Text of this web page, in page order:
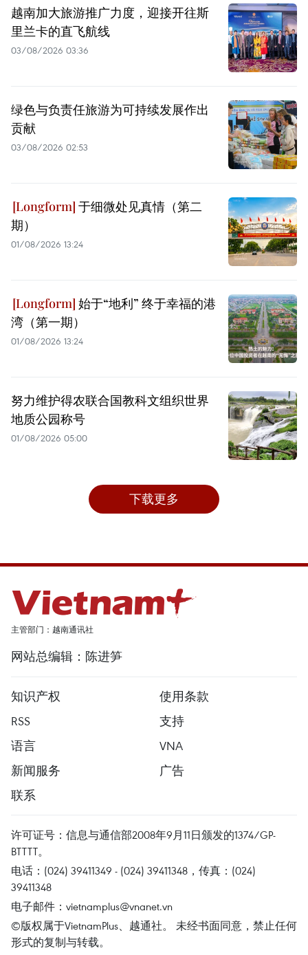
越南加大旅游推广力度，迎接开往斯
里兰卡的直飞航线
03/08/2026 03:36
绿色与负责任旅游为可持续发展作出
贡献
03/08/2026 02:53
于细微处见真情（第二
期）
01/08/2026 13:24
始于“地利” 终于幸福的港
湾（第一期）
01/08/2026 13:24
努力维护得农联合国教科文组织世界
地质公园称号
01/08/2026 05:00
下载更多
主管部门：越南通讯社
网站总编辑：陈进笋
知识产权
使用条款
RSS
支持
语言
VNA
新闻服务
广告
联系
许可证号：信息与通信部2008年9月11日颁发的1374/GP-
BTTTT。
电话：(024) 39411349 - (024) 39411348，传真：(024)
39411348
电子邮件： vietnamplus@vnanet.vn
©版权属于VietnamPlus、越通社。 未经书面同意，禁止任何
形式的复制与转载。